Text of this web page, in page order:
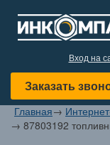
Вход на
Заказать
Главная→
→ 87803192